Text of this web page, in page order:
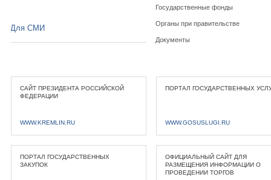
Государственные фонды
Органы при правительстве
Документы
Для СМИ
САЙТ ПРЕЗИДЕНТА РОССИЙСКОЙ
ФЕДЕРАЦИИ
WWW.KREMLIN.RU
ПОРТАЛ ГОСУДАРСТВЕННЫХ
WWW.GOSUSLUGI.RU
ПОРТАЛ ГОСУДАРСТВЕННЫХ
ЗАКУПОК
ОФИЦИАЛЬНЫЙ САЙТ ДЛЯ
РАЗМЕЩЕНИЯ ИНФОРМАЦИИ О
ПРОВЕДЕНИИ ТОРГОВ